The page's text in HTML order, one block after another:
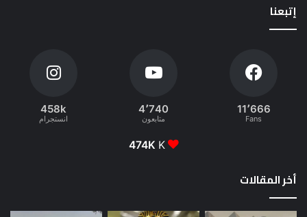
إتبعنا
11٬666
Fans
4٬740
متابعون
458k
انستجرام
474K K
أخر المقالات